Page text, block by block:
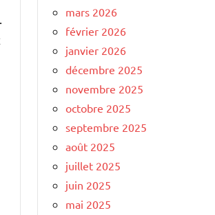
mars 2026
février 2026
janvier 2026
décembre 2025
novembre 2025
octobre 2025
septembre 2025
août 2025
juillet 2025
juin 2025
mai 2025